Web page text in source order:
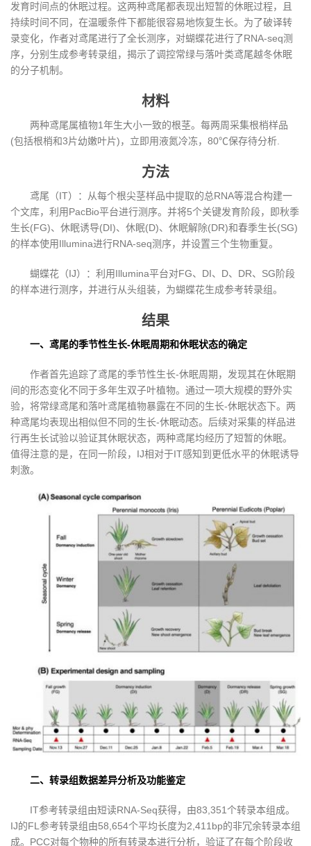
发育时间点的休眠过程。这两种鸢尾都表现出短暂的休眠过程，且
持续时间不同，在温暖条件下都能很容易地恢复生长。为了破译转
录变化，作者对鸢尾进行了全长测序，对蝴蝶花进行了RNA-seq测
序，分别生成参考转录组，揭示了调控常绿与落叶类鸢尾越冬休眠
的分子机制。
材料
两种鸢尾属植物1年生大小一致的根茎。每两周采集根梢样品
(包括根梢和3片幼嫩叶片)，立即用液氮冷冻，80℃保存待分析.
方法
鸢尾（IT）：从每个根尖茎样品中提取的总RNA等混合构建一
个文库，利用PacBio平台进行测序。并将5个关键发育阶段，即秋季
生长(FG)、休眠诱导(DI)、休眠(D)、休眠解除(DR)和春季生长(SG)
的样本使用Illumina进行RNA-seq测序，并设置三个生物重复。
蝴蝶花（IJ）：利用Illumina平台对FG、DI、D、DR、SG阶段
的样本进行测序，并进行从头组装，为蝴蝶花生成参考转录组。
结果
一、鸢尾的季节性生长-休眠周期和休眠状态的确定
作者首先追踪了鸢尾的季节性生长-休眠周期，发现其在休眠期
间的形态变化不同于多年生双子叶植物。通过一项大规模的野外实
验，将常绿鸢尾和落叶鸢尾植物暴露在不同的生长-休眠状态下。两
种鸢尾均表现出相似但不同的生长-休眠动态。后续对采集的样品进
行再生长试验以验证其休眠状态，两种鸢尾均经历了短暂的休眠。
值得注意的是，在同一阶段，IJ相对于IT感知到更低水平的休眠诱导
刺激。
二、转录组数据差异分析及功能鉴定
IT参考转录组由短读RNA-Seq获得，由83,351个转录本组成。
IJ的FL参考转录组由58,654个平均长度为2,411bp的非冗余转录本组
成。PCC对每个物种的所有转录本进行分析，验证了在每个阶段收